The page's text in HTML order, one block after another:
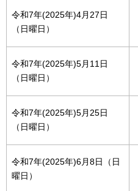
令和7年(2025年)4月27日
（日曜日）
令和7年(2025年)5月11日
（日曜日）
令和7年(2025年)5月25日
（日曜日）
令和7年(2025年)6月8日（日
曜日）